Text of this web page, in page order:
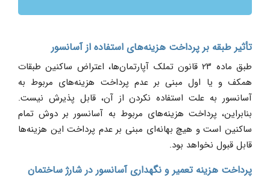
تأثیر طبقه بر پرداخت هزینه‌های استفاده از آسانسور
طبق ماده ۲۳ قانون تملک آپارتمان‌ها، اعتراض ساکنین طبقات
همکف و یا اول مبنی بر عدم پرداخت هزینه‌های مربوط به
آسانسور به علت استفاده نکردن از آن، قابل پذیرش نیست.
بنابراین، پرداخت هزینه‌های مربوط به آسانسور بر دوش تمام
ساکنین است و هیچ بهانه‌ای مبنی بر عدم پرداخت این هزینه‌ها
قابل قبول نخواهد بود.
پرداخت هزینه تعمیر و نگهداری آسانسور در شارژ ساختمان